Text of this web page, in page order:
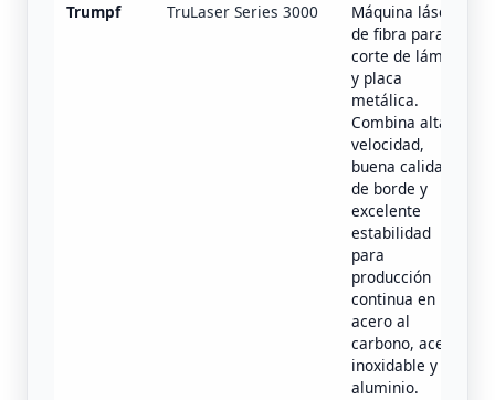
Trumpf TruLaser Series 3000
Máquina láser
de fibra para
corte de lámina
y placa
metálica.
Combina alta
velocidad,
buena calidad
de borde y
excelente
estabilidad
para
producción
continua en
acero al
carbono, acero
inoxidable y
aluminio.